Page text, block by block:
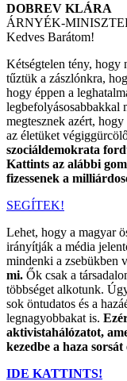
DOBREV KLÁRA
ÁRNYÉK-
Kedves Barátom!
Kétségtelen tény, hogy
tűztük a zászlónkra,
hogy éppen a
legbefolyásosabbakkal
megtesznek azért,
az életüket
szociáldemokrata
Kattints az alábbi
fizessenek a
SEGÍTEK!
Lehet, hogy a magyar
irányítják a média
mindenki a zsebükben
mi. Ők csak a
többséget alkotunk.
sok öntudatos és a
legnagyobbakat is.
aktivistahálózatot,
kezedbe a haza
IDE KATTINTS!